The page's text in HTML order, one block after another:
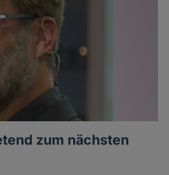
zum nächsten